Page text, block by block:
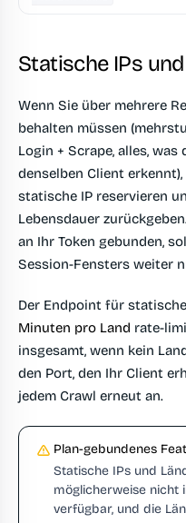
Statische IPs
Wenn Sie über mehrere
behalten müssen
Login + Scrape, alles,
denselben Client
statische IP reservieren
Lebensdauer
an Ihr Token gebunden,
Session-Fensters weiter
Der Endpoint für
Minuten pro Land rate-
insgesamt, wenn kein
den Port, den Ihr Client
jedem Crawl erneut an.
Plan-gebundenes
Statische IPs und
möglicherweise nicht
verfügbar, und die